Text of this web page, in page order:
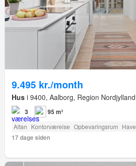
9.495 kr./month
Hus i 9400, Aalborg, Region Nordjylland
3 95 m²
Altan Kontorværelse Opbevaringsrum Have
17 dage siden